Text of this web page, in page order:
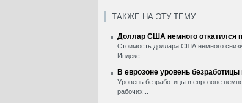
ТАКЖЕ НА ЭТУ ТЕМУ
Доллар США немного откатился
Стоимость доллара США немного
Индекс...
В еврозоне уровень
Уровень безработицы в еврозоне
рабочих...